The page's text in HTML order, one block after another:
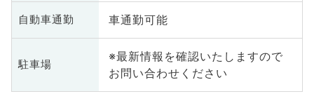
自動車通勤 車通勤可能
駐車場
※最新情報を確認いたしますので
お問い合わせください